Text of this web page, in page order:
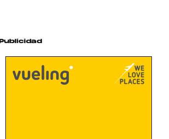
Publicidad